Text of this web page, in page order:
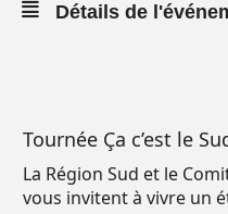
Détails de
Tournée Ça c’est le
La Région Sud et le
vous invitent à vivre un